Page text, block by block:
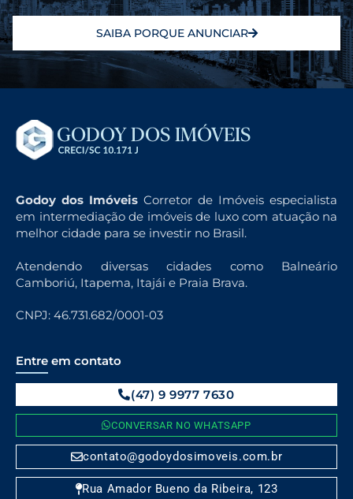
SAIBA PORQUE ANUNCIAR
Godoy dos Imóveis Corretor de Imóveis especialista
em intermediação de imóveis de luxo com atuação na
melhor cidade para se investir no Brasil.
Atendendo diversas cidades como Balneário
Camboriú, Itapema, Itajái e Praia Brava.
CNPJ: 46.731.682/0001-03
Entre em contato
(47) 9 9977 7630
CONVERSAR NO WHATSAPP
contato@godoydosimoveis.com.br
Rua Amador Bueno da Ribeira, 123